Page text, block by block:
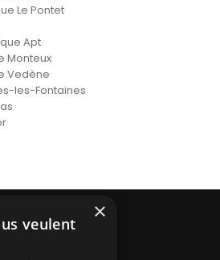
Le Pontet
Apt
Monteux
Vedène
les-Fontaines
×
veulent